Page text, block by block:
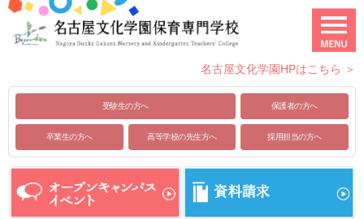
名古屋文化学園HPはこちら ＞
受験生の方へ 保護者の方へ
卒業生の方へ 高等学校の先生方へ 採用担当の方へ